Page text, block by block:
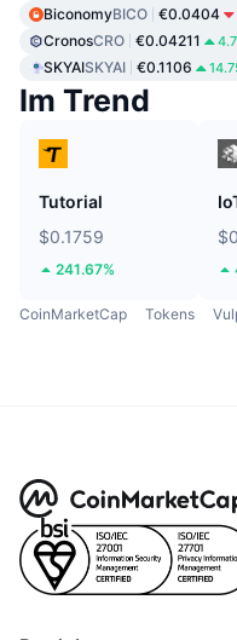
BiconomyBICO €0.0404
CronosCRO €0.04211
SKYAISKYAI €0.1106
Im Trend
Tutorial
$0.1759
241.67%
CoinMarketCap Tokens